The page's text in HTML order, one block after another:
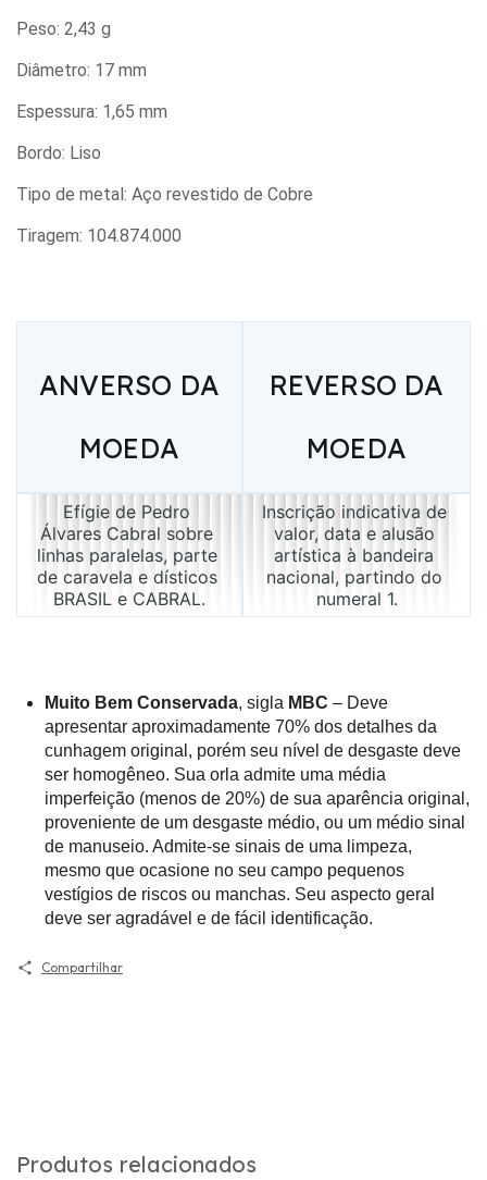
Peso: 2,43 g
Diâmetro: 17 mm
Espessura: 1,65 mm
Bordo: Liso
Tipo de metal: Aço revestido de Cobre
Tiragem: 104.874.000
ANVERSO DA
MOEDA
REVERSO DA
MOEDA
Efígie de Pedro
Álvares Cabral sobre
linhas paralelas, parte
de caravela e dísticos
BRASIL e CABRAL.
Inscrição indicativa de
valor, data e alusão
artística à bandeira
nacional, partindo do
numeral 1.
Muito Bem Conservada, sigla MBC – Deve
apresentar aproximadamente 70% dos detalhes da
cunhagem original, porém seu nível de desgaste deve
ser homogêneo. Sua orla admite uma média
imperfeição (menos de 20%) de sua aparência original,
proveniente de um desgaste médio, ou um médio sinal
de manuseio. Admite-se sinais de uma limpeza,
mesmo que ocasione no seu campo pequenos
vestígios de riscos ou manchas. Seu aspecto geral
deve ser agradável e de fácil identificação.
Compartilhar
Produtos relacionados